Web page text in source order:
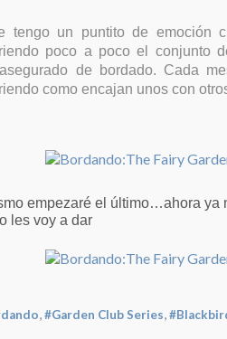
tengo un puntito de emoción
poco a poco el conjunto
de bordado. Cada
como encajan unos con
empezaré el último…ahora ya
les voy a dar
,#Garden Club Series,